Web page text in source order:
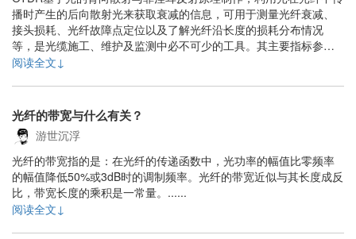
播时产生的后向散射光来获取衰减的信息，可用于测量光纤衰减、
接头损耗、光纤故障点定位以及了解光纤沿长度的损耗分布情况
等，是光缆施工、维护及监测中必不可少的工具。其主要指标参数
包括：动态范围、灵敏度、分辨率、测量时间和盲区等。......
阅读全文↓
光纤的带宽与什么有关？
游世沉浮
光纤的带宽指的是：在光纤的传递函数中，光功率的幅值比零频率
的幅值降低50%或3dB时的调制频率。光纤的带宽近似与其长度成反
比，带宽长度的乘积是一常量。......
阅读全文↓